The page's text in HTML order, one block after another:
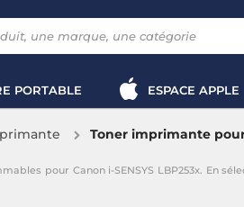
PORTABLE ESPACE APPLE
Toner imprimante pour
pour Canon i-SENSYS LBP253x.